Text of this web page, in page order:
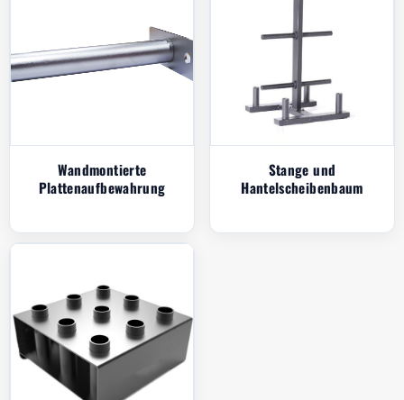
Wandmontierte
Plattenaufbewahrung
Stange und
Hantelscheibenbaum